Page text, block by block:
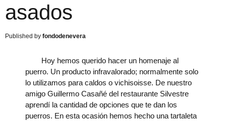
asados
fondodenevera
Hoy hemos querido hacer un homenaje al
puerro. Un producto infravalorado; normalmente solo
lo utilizamos para caldos o vichisoisse. De nuestro
amigo Guillermo Casañé del restaurante Silvestre
aprendí la cantidad de opciones que te dan los
puerros. En esta ocasión hemos hecho una tartaleta